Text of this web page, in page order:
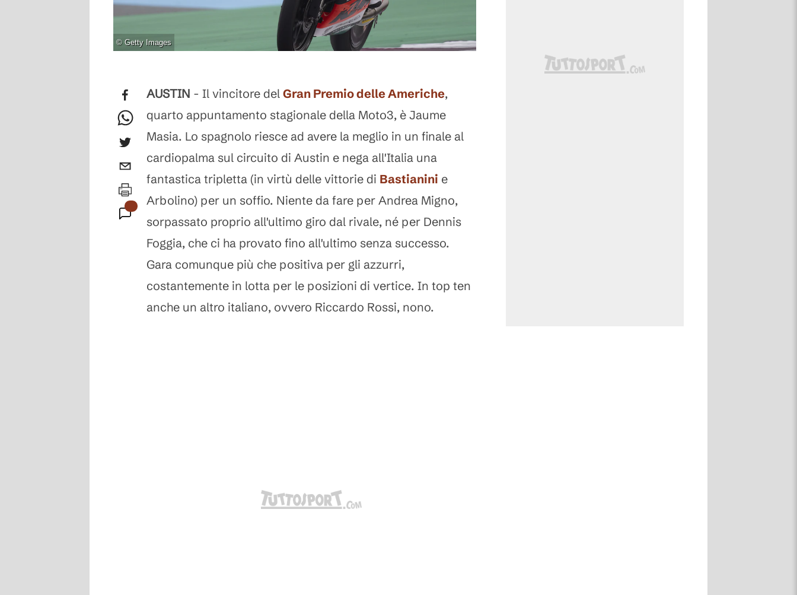
© Getty Images
AUSTIN - Il vincitore del Gran Premio delle Americhe,
quarto appuntamento stagionale della Moto3, è Jaume
Masia. Lo spagnolo riesce ad avere la meglio in un finale al
cardiopalma sul circuito di Austin e nega all'Italia una
fantastica tripletta (in virtù delle vittorie di Bastianini e
Arbolino) per un soffio. Niente da fare per Andrea Migno,
sorpassato proprio all'ultimo giro dal rivale, né per Dennis
Foggia, che ci ha provato fino all'ultimo senza successo.
Gara comunque più che positiva per gli azzurri,
costantemente in lotta per le posizioni di vertice. In top ten
anche un altro italiano, ovvero Riccardo Rossi, nono.